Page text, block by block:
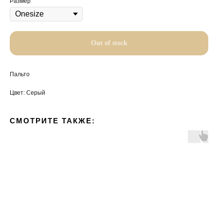
Out of stock
Пальто
Цвет: Серый
СМОТРИТЕ ТАКЖЕ: